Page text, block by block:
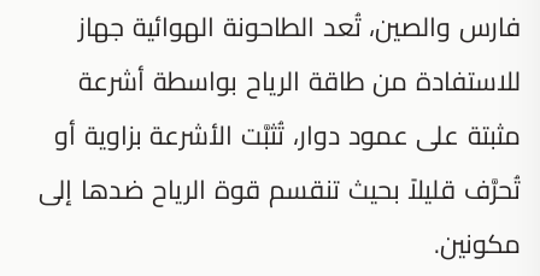
فارس والصين، تُعد الطاحونة الهوائية جهاز
للاستفادة من طاقة الرياح بواسطة أشرعة
مثبتة على عمود دوار، تُثبَّت الأشرعة بزاوية أو
تُحرَّف قليلاً بحيث تنقسم قوة الرياح ضدها إلى
مكونين.